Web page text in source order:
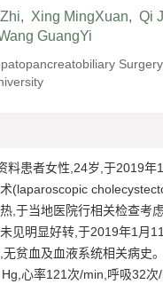
, Xing MingXuan, Qi
GuangYi
料患者女性,24岁,于2019年
(laparoscopic
,于当地医院行相关检查考
见明显好转,于2019年1月
贫血及血液系统相关病史
心率121次/min,呼吸32次